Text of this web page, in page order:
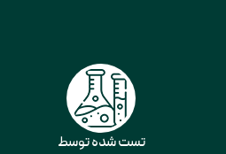
تست شده توسط